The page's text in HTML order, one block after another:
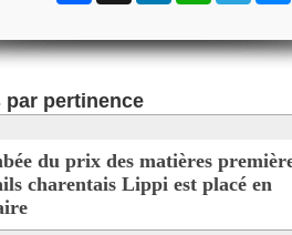
pertinence
du prix des matières
charentais Lippi est placé en